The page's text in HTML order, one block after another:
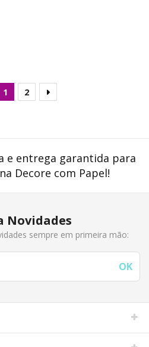
1 2
e entrega garantida para
Decore com Papel!
Novidades
sempre em primeira mão: